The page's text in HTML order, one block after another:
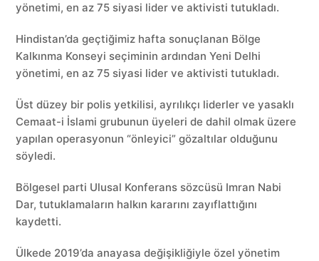
yönetimi, en az 75 siyasi lider ve aktivisti tutukladı.
Hindistan’da geçtiğimiz hafta sonuçlanan Bölge
Kalkınma Konseyi seçiminin ardından Yeni Delhi
yönetimi, en az 75 siyasi lider ve aktivisti tutukladı.
Üst düzey bir polis yetkilisi, ayrılıkçı liderler ve yasaklı
Cemaat-i İslami grubunun üyeleri de dahil olmak üzere
yapılan operasyonun “önleyici” gözaltılar olduğunu
söyledi.
Bölgesel parti Ulusal Konferans sözcüsü Imran Nabi
Dar, tutuklamaların halkın kararını zayıflattığını
kaydetti.
Ülkede 2019’da anayasa değişikliğiyle özel yönetim